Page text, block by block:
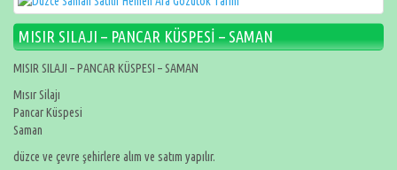
MISIR SILAJI – PANCAR KÜSPESİ – SAMAN
MISIR SILAJI – PANCAR KÜSPESI – SAMAN
Mısır Silajı
Pancar Küspesi
Saman
düzce ve çevre şehirlere alım ve satım yapılır.